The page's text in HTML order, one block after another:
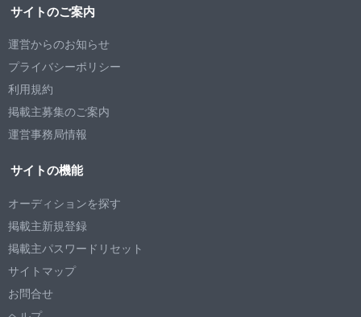
サイトのご案内
運営からのお知らせ
プライバシーポリシー
利用規約
掲載主募集のご案内
運営事務局情報
サイトの機能
オーディションを探す
掲載主新規登録
掲載主パスワードリセット
サイトマップ
お問合せ